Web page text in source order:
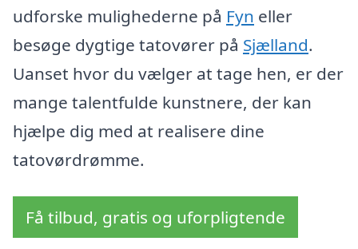
udforske mulighederne på Fyn eller
besøge dygtige tatovører på Sjælland.
Uanset hvor du vælger at tage hen, er der
mange talentfulde kunstnere, der kan
hjælpe dig med at realisere dine
tatovørdrømme.
Få tilbud, gratis og uforpligtende